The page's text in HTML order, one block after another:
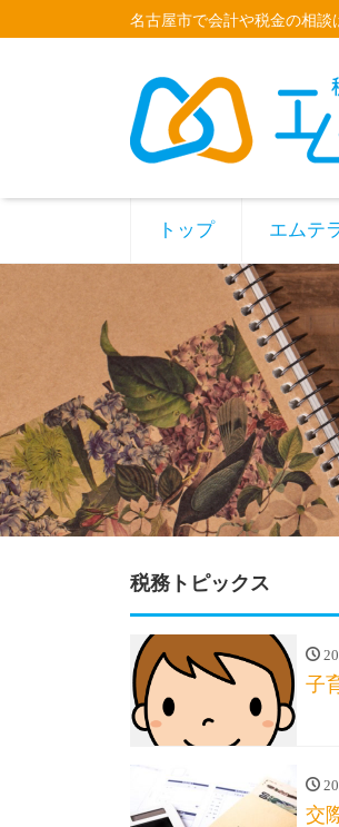
名古屋市で会計や税金の相談
トップ エムテ
税務トピックス
子
交